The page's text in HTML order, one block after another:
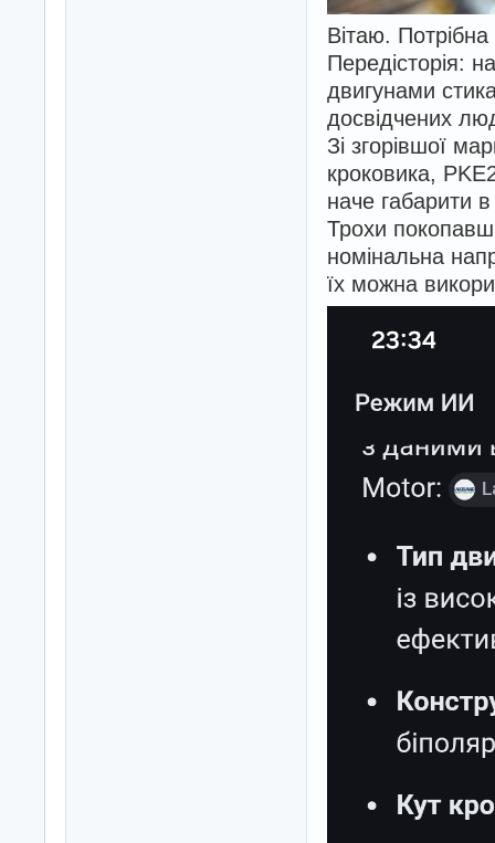
Вітаю.
Передісторія:
двигунами
досвідчених
Зі згорівшої
кроковика,
наче габарити
Трохи
номінальна
їх можна